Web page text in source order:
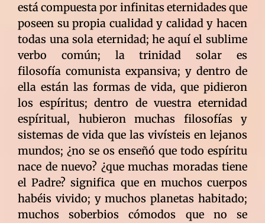
está compuesta por infinitas eternidades que
poseen su propia cualidad y calidad y hacen
todas una sola eternidad; he aquí el sublime
verbo común; la trinidad solar es
filosofía comunista expansiva; y dentro de
ella están las formas de vida, que pidieron
los espíritus; dentro de vuestra eternidad
espíritual, hubieron muchas filosofías y
sistemas de vida que las vivísteis en lejanos
mundos; ¿no se os enseñó que todo espíritu
nace de nuevo? ¿que muchas moradas tiene
el Padre? significa que en muchos cuerpos
habéis vivido; y muchos planetas habitado;
muchos soberbios cómodos que no se